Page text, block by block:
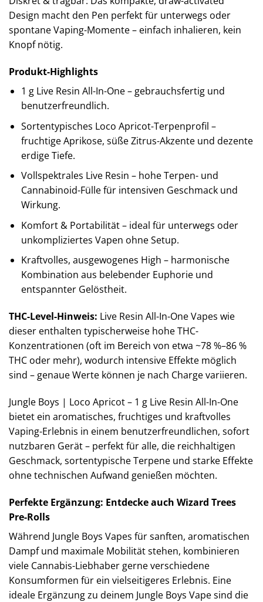
Design macht den Pen perfekt für unterwegs oder
spontane Vaping-Momente – einfach inhalieren, kein
Knopf nötig.
Produkt-Highlights
1 g Live Resin All-In-One – gebrauchsfertig und
benutzerfreundlich.
Sortentypisches Loco Apricot-Terpenprofil –
fruchtige Aprikose, süße Zitrus-Akzente und dezente
erdige Tiefe.
Vollspektrales Live Resin – hohe Terpen- und
Cannabinoid-Fülle für intensiven Geschmack und
Wirkung.
Komfort & Portabilität – ideal für unterwegs oder
unkompliziertes Vapen ohne Setup.
Kraftvolles, ausgewogenes High – harmonische
Kombination aus belebender Euphorie und
entspannter Gelöstheit.
THC-Level-Hinweis: Live Resin All-In-One Vapes wie
dieser enthalten typischerweise hohe THC-
Konzentrationen (oft im Bereich von etwa ~78 %–86 %
THC oder mehr), wodurch intensive Effekte möglich
sind – genaue Werte können je nach Charge variieren.
Jungle Boys | Loco Apricot – 1 g Live Resin All-In-One
bietet ein aromatisches, fruchtiges und kraftvolles
Vaping-Erlebnis in einem benutzerfreundlichen, sofort
nutzbaren Gerät – perfekt für alle, die reichhaltigen
Geschmack, sortentypische Terpene und starke Effekte
ohne technischen Aufwand genießen möchten.
Perfekte Ergänzung: Entdecke auch Wizard Trees
Pre-Rolls
Während Jungle Boys Vapes für sanften, aromatischen
Dampf und maximale Mobilität stehen, kombinieren
viele Cannabis-Liebhaber gerne verschiedene
Konsumformen für ein vielseitigeres Erlebnis. Eine
ideale Ergänzung zu deinem Jungle Boys Vape sind die